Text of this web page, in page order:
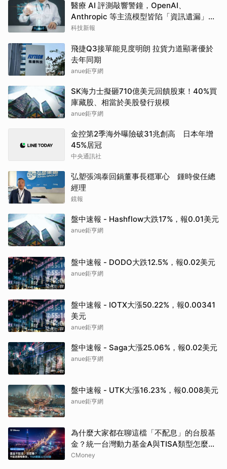
醫療 AI 評測敲響警鐘，OpenAI、
Anthropic 等主流模型皆陷「資訊遺漏」盲
點
科技新報
飛捷Q3接單能見度明朗 拉貨力道顯著優於
去年同期
anue鉅亨網
SK海力士擬砸710億美元回饋股東！40%買
庫藏股、相當於美股發行規模
anue鉅亨網
金控第2季海外曝險破31兆創高 日本年增
45%居冠
中央通訊社
弘塑張鴻泰回鍋董事長穩軍心 鍾時俊任總
經理
鏡報
盤中速報 - Hashflow大跌17%，報0.01美元
anue鉅亨網
盤中速報 - DODO大跌12.5%，報0.02美元
anue鉅亨網
盤中速報 - IOTX大漲50.22%，報0.00341
美元
anue鉅亨網
盤中速報 - Saga大漲25.06%，報0.02美元
anue鉅亨網
盤中速報 - UTK大漲16.23%，報0.008美元
anue鉅亨網
為什麼大家都在聊這檔「不配息」的台股基
金？統一台灣動力基金A與TISA類型怎麼
選？
CMoney